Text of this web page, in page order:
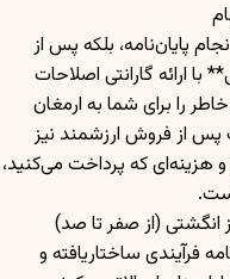
پایان‌نامه، بلکه پس از
با ارائه گارانتی اصلاحات
را برای شما به ارمغان
از فروش ارزشمند نیز
هزینه‌ای که پرداخت می‌کنید،
انگشتی (از صفر تا صد)
فرآیندی ساختاریافته و